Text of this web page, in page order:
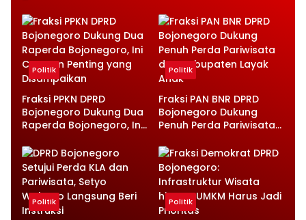
Politik
Fraksi PPKN DPRD
Bojonegoro Dukung Dua
Raperda Bojonegoro, Ini
Disampaikan
Politik
Fraksi PAN BNR DPRD
Bojonegoro Dukung
Penuh Perda Pariwisata
Anak
Politik Politik